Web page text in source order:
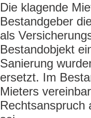
Die klagende
Bestandgeber
als
Bestandobjekt
Sanierung
ersetzt. Im
Mieters
Rechtsanspruch